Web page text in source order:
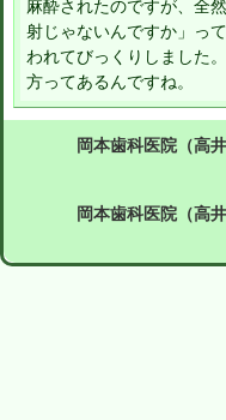
麻酔されたのですが、全
射じゃないんですか」っ
われてびっくりしました
方ってあるんですね。
岡本歯科医院（高井
岡本歯科医院（高井